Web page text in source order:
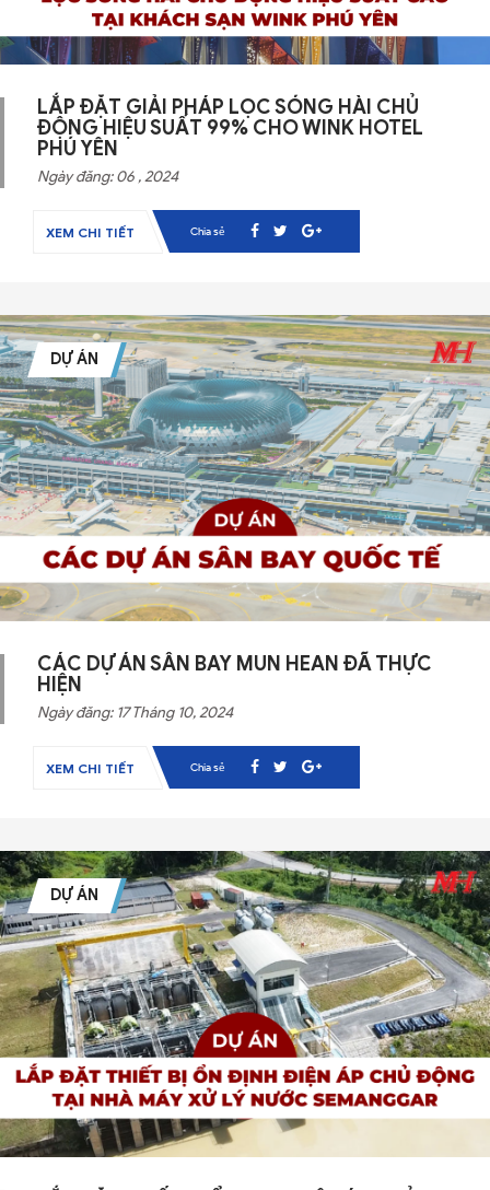
LẮP ĐẶT GIẢI PHÁP LỌC SÓNG HÀI CHỦ
ĐỘNG HIỆU SUẤT 99% CHO WINK HOTEL
PHÚ YÊN
Ngày đăng: 06 , 2024
XEM CHI TIẾT Chia sẻ
DỰ ÁN
CÁC DỰ ÁN SÂN BAY MUN HEAN ĐÃ THỰC
HIỆN
Ngày đăng: 17 Tháng 10, 2024
XEM CHI TIẾT Chia sẻ
DỰ ÁN